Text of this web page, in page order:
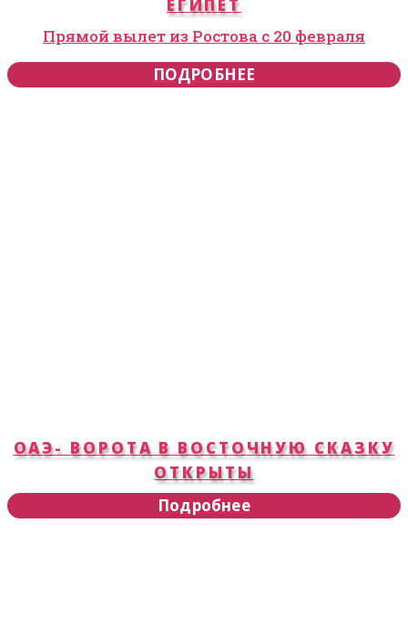
ЕГИПЕТ
Прямой вылет из Ростова с 20 февраля
ПОДРОБНЕЕ
ОАЭ- ВОРОТА В ВОСТОЧНУЮ СКАЗКУ
ОТКРЫТЫ
Подробнее